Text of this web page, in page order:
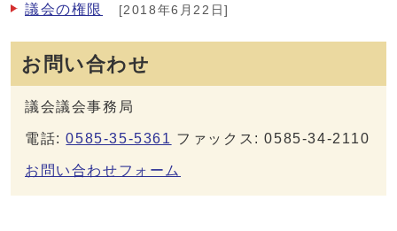
議会の権限 [2018年6月22日]
お問い合わせ
議会議会事務局
電話:0585-35-5361 ファックス: 0585-34-2110
お問い合わせフォーム